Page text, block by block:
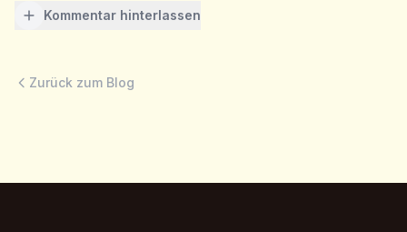
Kommentar hinterlassen
Zurück zum Blog